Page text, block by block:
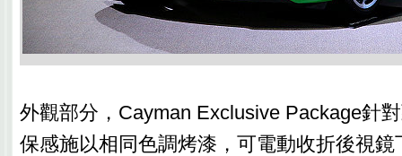
外觀部分，Cayman Exclusive Package針
保感施以相同色調烤漆，可電動收折後視